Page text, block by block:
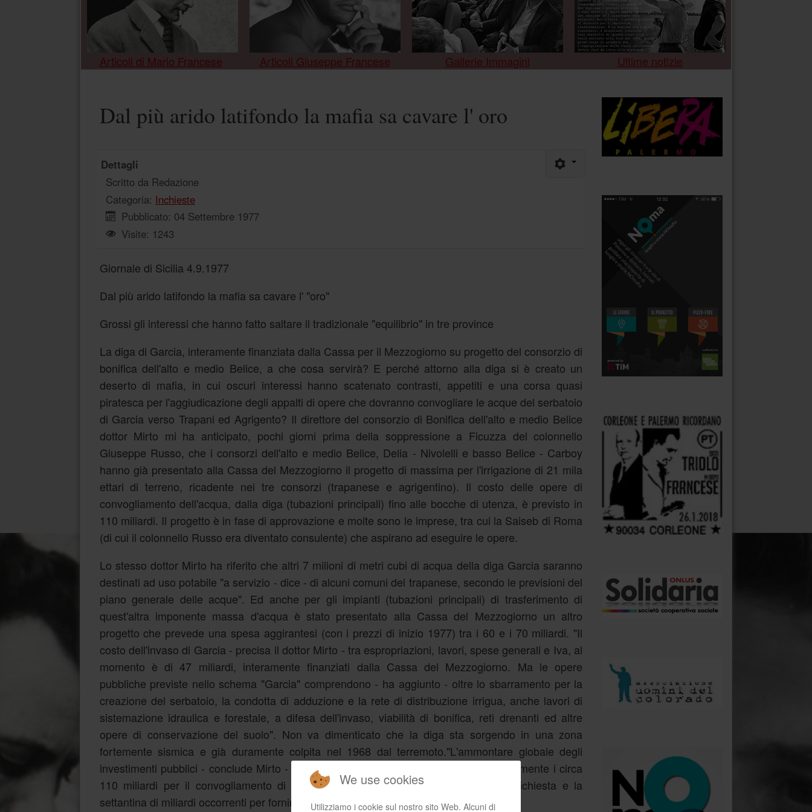
Articoli di Mario Francese Articoli Giuseppe Francese Gallerie Immagini Ultime notizie
Dal più arido latifondo la mafia sa cavare l' oro
Dettagli
Scritto da Redazione
Categoria: Inchieste
Pubblicato: 04 Settembre 1977
Visite: 1243
Giornale di Sicilia 4.9.1977
Dal più arido latifondo la mafia sa cavare l' "oro"
Grossi gli interessi che hanno fatto saltare il tradizionale "equilibrio" in tre province
La diga di Garcia, interamente finanziata dalla Cassa per il Mezzogiorno su progetto del consorzio di
bonifica dell'alto e medio Belice, a che cosa servirà? E perché attorno alla diga si è creato un
deserto di mafia, in cui oscuri interessi hanno scatenato contrasti, appetiti e una corsa quasi
piratesca per l'aggiudicazione degli appalti di opere che dovranno convogliare le acque del serbatoio
di Garcia verso Trapani ed Agrigento? Il direttore del consorzio di Bonifica dell'alto e medio Belice
dottor Mirto mi ha anticipato, pochi giorni prima della soppressione a Ficuzza del colonnello
Giuseppe Russo, che i consorzi dell'alto e medio Belice, Delia - Nivolelli e basso Belice - Carboy
hanno già presentato alla Cassa del Mezzogiorno il progetto di massima per l'irrigazione di 21 mila
ettari di terreno, ricadente nei tre consorzi (trapanese e agrigentino). Il costo delle opere di
convogliamento dell'acqua, dalla diga (tubazioni principali) fino alle bocche di utenza, è previsto in
110 miliardi. Il progetto è in fase di approvazione e molte sono le imprese, tra cui la Saiseb di Roma
(di cui il colonnello Russo era diventato consulente) che aspirano ad eseguire le opere.
Lo stesso dottor Mirto ha riferito che altri 7 milioni di metri cubi di acqua della diga Garcia saranno
destinati ad uso potabile "a servizio - dice - di alcuni comuni del trapanese, secondo le previsioni del
piano generale delle acque". Ed anche per gli impianti (tubazioni principali) di trasferimento di
quest'altra imponente massa d'acqua è stato presentato alla Cassa del Mezzogiorno un altro
progetto che prevede una spesa aggirantesi (con i prezzi di inizio 1977) tra i 60 e i 70 miliardi. "Il
costo dell'invaso di Garcia - precisa il dottor Mirto - tra espropriazioni, lavori, spese generali e Iva, al
momento è di 47 miliardi, interamente finanziati dalla Cassa del Mezzogiorno. Ma le opere
pubbliche previste nello schema "Garcia" comprendono - ha aggiunto - oltre lo sbarramento per la
creazione del serbatoio, la condotta di adduzione e la rete di distribuzione irrigua, anche lavori di
sistemazione idraulica e forestale, a difesa dell'invaso, viabilità di bonifica, reti drenanti ed altre
opere di conservazione del suolo". Non va dimenticato che la diga sta sorgendo in una zona
fortemente sismica e già duramente colpita nel 1968 dal terremoto."L'ammontare globale degli
investimenti pubblici - conclude Mirto - può valutarsi in circa 140 miliardi, oltre naturalmente i circa
110 miliardi per il convogliamento di acqua nei tre consorzi che ne hanno fatto richiesta e la
settantina di miliardi occorrenti per fornire a Trapani acqua potabile".
We use cookies
Utilizziamo i cookie sul nostro sito Web. Alcuni di